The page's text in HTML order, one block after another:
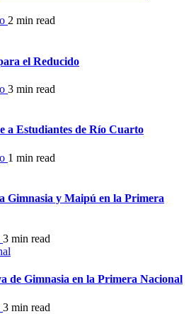
2 min read
el Reducido
3 min read
a Estudiantes de Río Cuarto
1 min read
Gimnasia y Maipú en la Primera
3 min read
de Gimnasia en la Primera Nacional
3 min read